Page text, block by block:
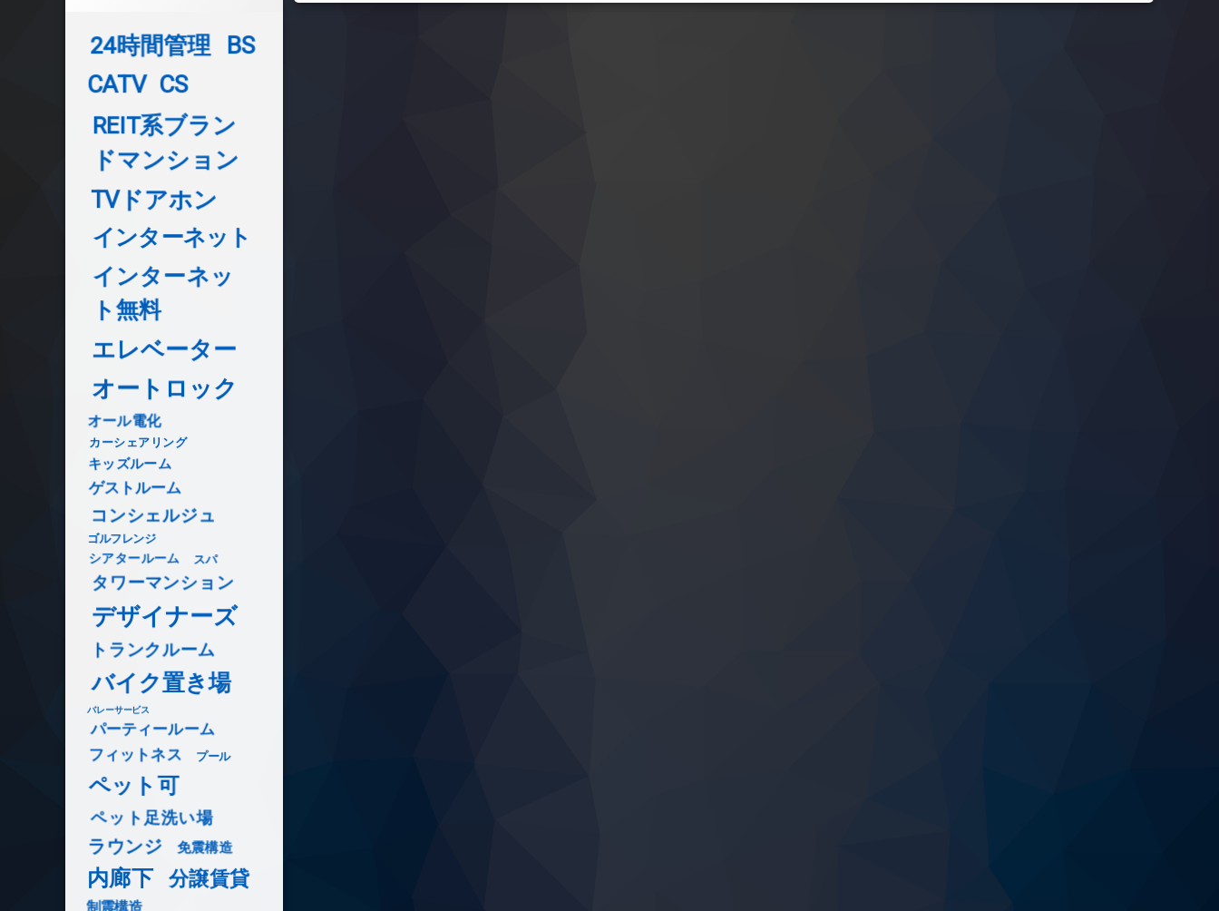
24時間管理
BS
CATV CS
REIT系ブラン
ドマンション
TVドアホン
インターネット
インターネッ
ト無料
エレベーター
オートロック
オール電化
カーシェアリング
キッズルーム
ゲストルーム
コンシェルジュ
ゴルフレンジ
シアタールーム スパ
タワーマンション
デザイナーズ
トランクルーム
バイク置き場
バレーサービス
パーティールーム
フィットネス プール
ペット可
ペット足洗い場
ラウンジ 免震構造
内廊下 分譲賃貸
制震構造